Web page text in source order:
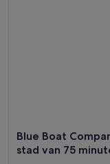
Blue Boat
stad van 75